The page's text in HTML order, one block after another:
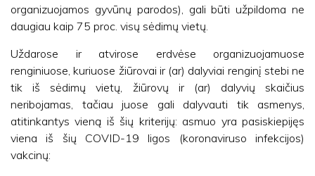
organizuojamos gyvūnų parodos), gali būti užpildoma ne
daugiau kaip 75 proc. visų sėdimų vietų.
Uždarose ir atvirose erdvėse organizuojamuose
renginiuose, kuriuose žiūrovai ir (ar) dalyviai renginį stebi ne
tik iš sėdimų vietų, žiūrovų ir (ar) dalyvių skaičius
neribojamas, tačiau juose gali dalyvauti tik asmenys,
atitinkantys vieną iš šių kriterijų: asmuo yra pasiskiepijęs
viena iš šių COVID-19 ligos (koronaviruso infekcijos)
vakcinų: